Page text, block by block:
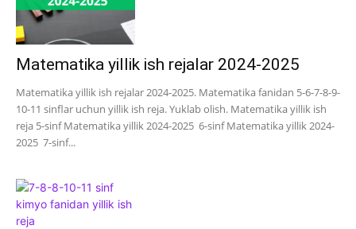
Matematika yillik ish rejalar 2024-2025
Matematika yillik ish rejalar 2024-2025. Matematika fanidan 5-6-7-8-9-
10-11 sinflar uchun yillik ish reja. Yuklab olish. Matematika yillik ish
reja 5-sinf Matematika yillik 2024-2025 6-sinf Matematika yillik 2024-
2025 7-sinf...